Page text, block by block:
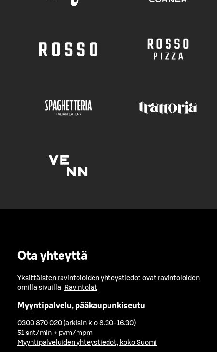
Ota yhteyttä
Yksittäisten ravintoloiden yhteystiedot ovat ravintoloiden
omilla sivuilla: Ravintolat
Myyntipalvelu, pääkaupunkiseutu
0300 870 020 (arkisin klo 8.30-16.30)
51 snt/min + pvm/mpm
Myyntipalveluiden yhteystiedot, koko Suomi